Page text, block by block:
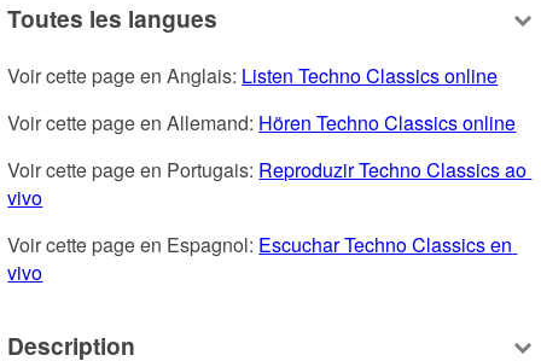
Toutes les langues
Voir cette page en Anglais: Listen Techno Classics online
Voir cette page en Allemand: Hören Techno Classics online
Voir cette page en Portugais: Reproduzir Techno Classics ao
vivo
Voir cette page en Espagnol: Escuchar Techno Classics en
vivo
Description